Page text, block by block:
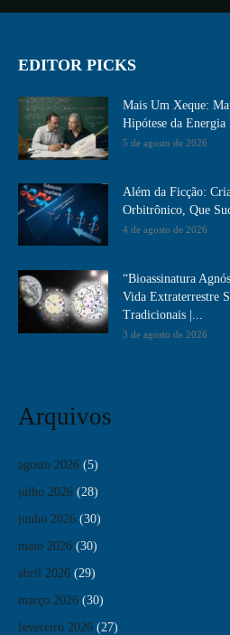
EDITOR PICKS
Mais Um Xeque:
Hipótese da Energia
5 de agosto de 2026
Além da Ficção:
Orbitrônico, Que
4 de agosto de 2026
“Bioassinatura
Vida Extraterrestre
Tradicionais |...
3 de agosto de 2026
Arquivos
agosto 2026 (5)
julho 2026 (28)
junho 2026 (30)
maio 2026 (30)
abril 2026 (29)
março 2026 (30)
fevereiro 2026 (27)